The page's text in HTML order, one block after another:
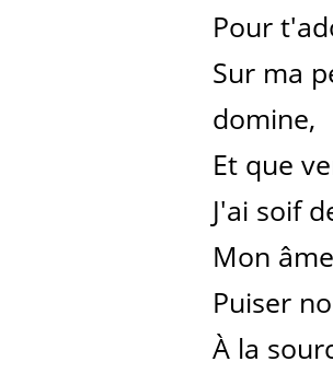
Pour
Sur ma
domine,
Et que
J'ai soif
Mon
Puiser
À la